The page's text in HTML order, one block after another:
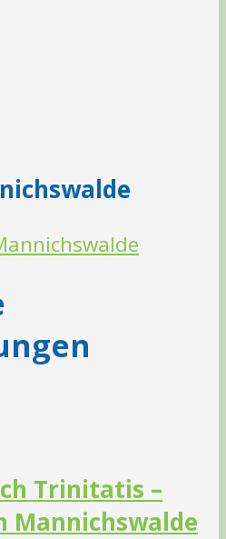
Trinitatis –
Mannichswalde